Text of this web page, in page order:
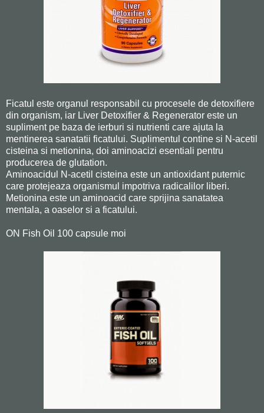
Ficatul este organul responsabil cu procesele de detoxifiere
din organism, iar Liver Detoxifier & Regenerator este un
supliment pe baza de ierburi si nutrienti care ajuta la
mentinerea sanatatii ficatului. Suplimentul contine si N-acetil
cisteina si metionina, doi aminoacizi esentiali pentru
producerea de glutation.
Aminoacidul N-acetil cisteina este un antioxidant puternic
care protejeaza organismul impotriva radicalilor liberi.
Metionina este un aminoacid care sprijina sanatatea
mentala, a oaselor si a ficatului.
ON Fish Oil 100 capsule moi